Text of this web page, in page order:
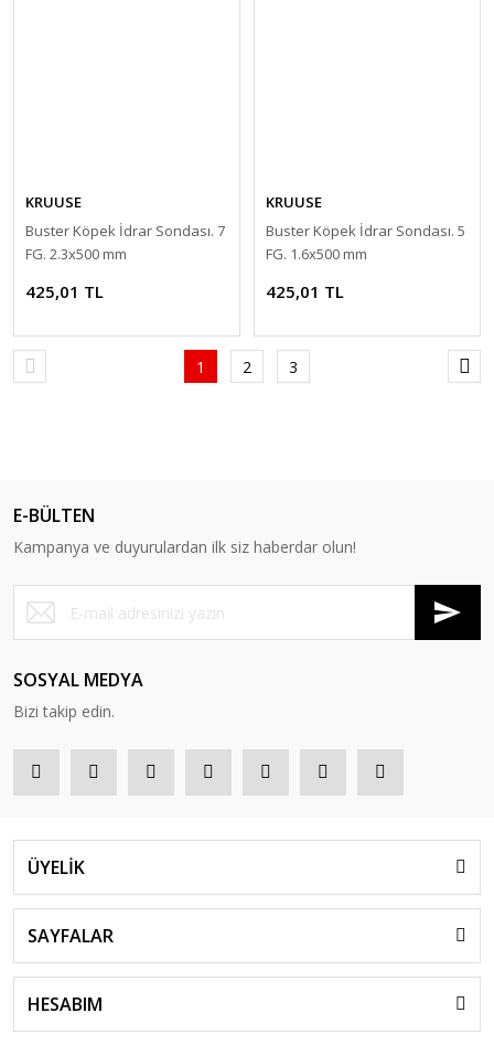
KRUUSE
Buster Köpek İdrar Sondası. 7
FG. 2.3x500 mm
425,01 TL
KRUUSE
Buster Köpek İdrar Sondası. 5
FG. 1.6x500 mm
425,01 TL
1 2 3
E-BÜLTEN
Kampanya ve duyurulardan ilk siz haberdar olun!
SOSYAL MEDYA
Bizi takip edin.
ÜYELİK
SAYFALAR
HESABIM